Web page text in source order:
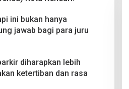
ini bukan hanya
jawab bagi para juru
diharapkan lebih
ketertiban dan rasa